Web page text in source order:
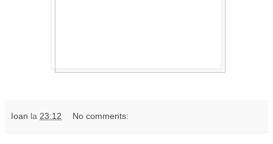
Ioan la 23:12 No comments: